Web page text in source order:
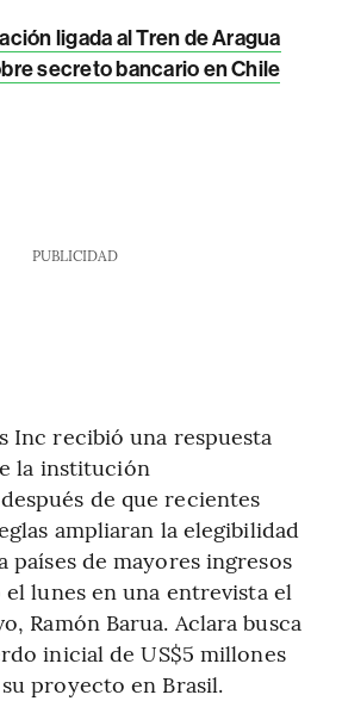
ligada al Tren de Aragua
secreto bancario en Chile
PUBLICIDAD
Inc recibió una respuesta
la institución
de que recientes
ampliaran la elegibilidad
países de mayores ingresos
lunes en una entrevista el
Ramón Barua. Aclara busca
inicial de US$5 millones
proyecto en Brasil.